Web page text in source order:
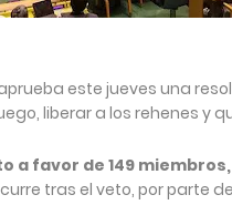
este jueves una
liberar a los rehenes y
a favor de 149 miembros,
tras el veto, por parte